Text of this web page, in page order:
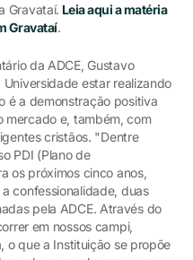
Gravataí. Leia aqui a matéria
Gravataí.
da ADCE, Gustavo
estar realizando
é a demonstração positiva
mercado e, também, com
cristãos. "Dentre
PDI (Plano de
os próximos cinco anos,
confessionalidade, duas
pela ADCE. Através do
em nossos campi,
o que a Instituição se propõe